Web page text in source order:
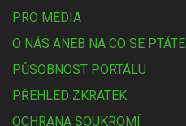
PRO MÉDIA
O NÁS ANEB NA CO SE PTÁTE
PŮSOBNOST PORTÁLU
PŘEHLED ZKRATEK
OCHRANA SOUKROMÍ